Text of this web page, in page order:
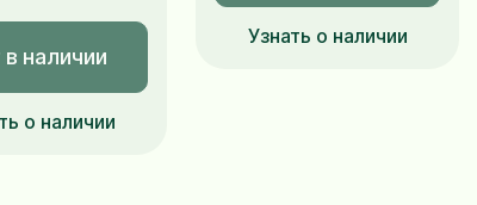
в наличии
о наличии
Узнать о наличии